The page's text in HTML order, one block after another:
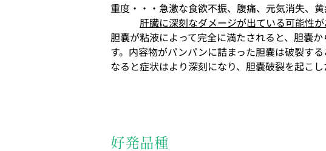
重度・・・急激な食欲不振、腹痛、元気消失、
肝臓に深刻なダメージが出ている可能性
胆嚢が粘液によって完全に満たされると、胆嚢
す。内容物がパンパンに詰まった胆嚢は破裂す
なると症状はより深刻になり、胆嚢破裂を起こ
好発品種